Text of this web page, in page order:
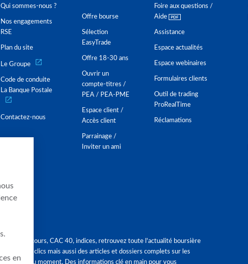
Qui sommes-nous ?
Nos engagements
RSE
Plan du site
Le Groupe
Code de conduite
La Banque Postale
Contactez-nous
Offre bourse
Sélection
EasyTrade
Offre 18-30 ans
Ouvrir un
compte-titres /
PEA / PEA-PME
Espace client /
Accès client
Parrainage /
Inviter un ami
Foire aux questions /
Aide
Assistance
Espace actualités
Espace webinaires
Formulaires clients
Outil de trading
ProRealTime
Réclamations
Graphique, cours, CAC 40, indices, retrouvez toute l'actualité boursière
en quelques clics mais aussi des articles et dossiers complets sur les
tendances du moment. Des informations clé en main pour vous
en